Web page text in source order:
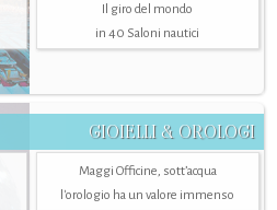
Il giro del mondo
in 40 Saloni nautici
GIOIELLI & OROLOGI
Maggi Officine, sott’acqua
l'orologio ha un valore immenso